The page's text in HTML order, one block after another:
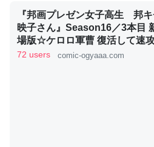
ちぼちRingも置こうかと画策中
位置情報を共有してる。電池残
これ見て生きてるなって分かる。
─たまにLINEするくらいだった遠方の
コミュニケーションが劇的に変化した
ちょうど同じ理由でEcho Show
『邦画プレゼン女子高生 邦キ
映子さん』Season16／3本目
場版☆ケロロ軍曹 復活して速
滅亡の危機であります！ - 服部
72 users comic-ogyaaa.com